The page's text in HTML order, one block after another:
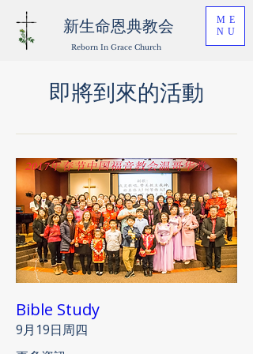
新生命恩典教会
Reborn In Grace Church
ME
NU
即將到來的活動
Bible Study
9月19日周四